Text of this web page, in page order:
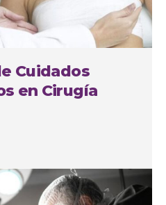
Cuidados
en Cirugía